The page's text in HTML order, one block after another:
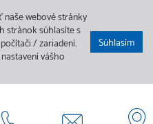
webové stránky
stránok súhlasíte s
/ zariadení.
vášho
Súhlasím